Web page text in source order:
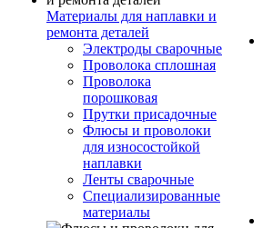
Материалы для наплавки и
ремонта деталей
Электроды сварочные
Проволока сплошная
Проволока
порошковая
Прутки присадочные
Флюсы и проволоки
для износостойкой
наплавки
Ленты сварочные
Специализированные
материалы